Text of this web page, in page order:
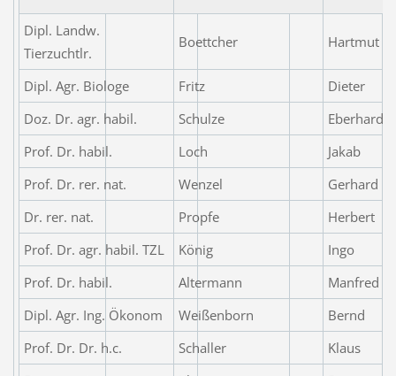
Dipl. Landw.
Tierzuchtlr.
Boettcher Hartmut
Dipl. Agr. Biologe Fritz
Dieter
Doz. Dr. agr. habil.
Schulze
Eberhard
Prof. Dr. habil.
Loch
Jakab
Prof. Dr. rer. nat.
Wenzel
Gerhard
Dr. rer. nat.
Propfe
Herbert
Prof. Dr. agr. habil. TZL
König
Ingo
Prof. Dr. habil.
Altermann
Manfred
Dipl. Agr. Ing. Ökonom
Weißenborn
Bernd
Prof. Dr. Dr. h.c.
Schaller
Klaus